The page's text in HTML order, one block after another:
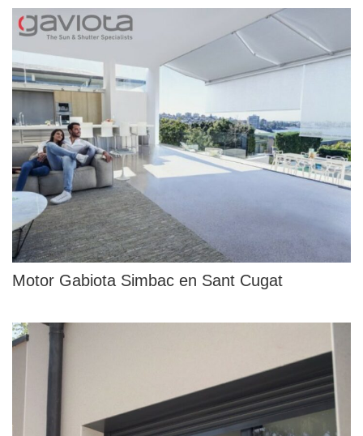
Motor Gabiota Simbac en Sant Cugat